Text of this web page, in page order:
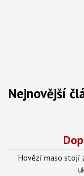
Nejnovější
Hovězí maso stojí